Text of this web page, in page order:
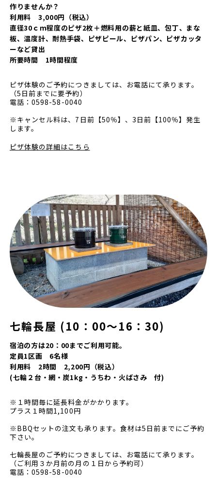
作りませんか？
利用料 3,000円（税込）
直径30ｃｍ程度のピザ2枚＋燃料用の薪と紙皿、包丁、まな
板、温度計、耐熱手袋、ピザピール、ピザパン、ピザカッタ
ーなど貸出
所要時間 1時間程度
ピザ体験のご予約につきましては、お電話にて承ります。
（5日前までに要予約）
電話：0598-58-0040
※キャンセル料は、7日前【50％】、3日前【100％】発生
します。
ピザ体験の詳細はこちら
七輪長屋 (10：00～16：30)
宿泊の方は20：00までご利用可能。
定員1区画 6名様
利用料 2時間 2,200円（税込）
(七輪２台・網・炭1kg・うちわ・火ばさみ 付)
※１時間毎に延長料金がかかります。
プラス１時間1,100円
※BBQセットの注文も承ります。食材は5日前までにご予約
下さい。
七輪長屋のご予約につきましては、お電話にて承ります。
（ご利用３か月前の月の１日から予約可）
電話：0598-58-0040